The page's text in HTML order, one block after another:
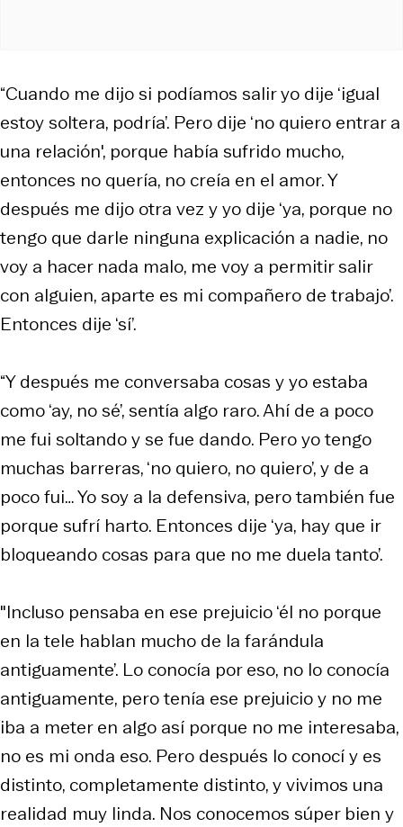
“Cuando me dijo si podíamos salir yo dije ‘igual
estoy soltera, podría’. Pero dije ‘no quiero entrar a
una relación', porque había sufrido mucho,
entonces no quería, no creía en el amor. Y
después me dijo otra vez y yo dije ‘ya, porque no
tengo que darle ninguna explicación a nadie, no
voy a hacer nada malo, me voy a permitir salir
con alguien, aparte es mi compañero de trabajo’.
Entonces dije ‘sí’.
“Y después me conversaba cosas y yo estaba
como ‘ay, no sé’, sentía algo raro. Ahí de a poco
me fui soltando y se fue dando. Pero yo tengo
muchas barreras, ‘no quiero, no quiero’, y de a
poco fui… Yo soy a la defensiva, pero también fue
porque sufrí harto. Entonces dije ‘ya, hay que ir
bloqueando cosas para que no me duela tanto’.
"Incluso pensaba en ese prejuicio ‘él no porque
en la tele hablan mucho de la farándula
antiguamente’. Lo conocía por eso, no lo conocía
antiguamente, pero tenía ese prejuicio y no me
iba a meter en algo así porque no me interesaba,
no es mi onda eso. Pero después lo conocí y es
distinto, completamente distinto, y vivimos una
realidad muy linda. Nos conocemos súper bien y